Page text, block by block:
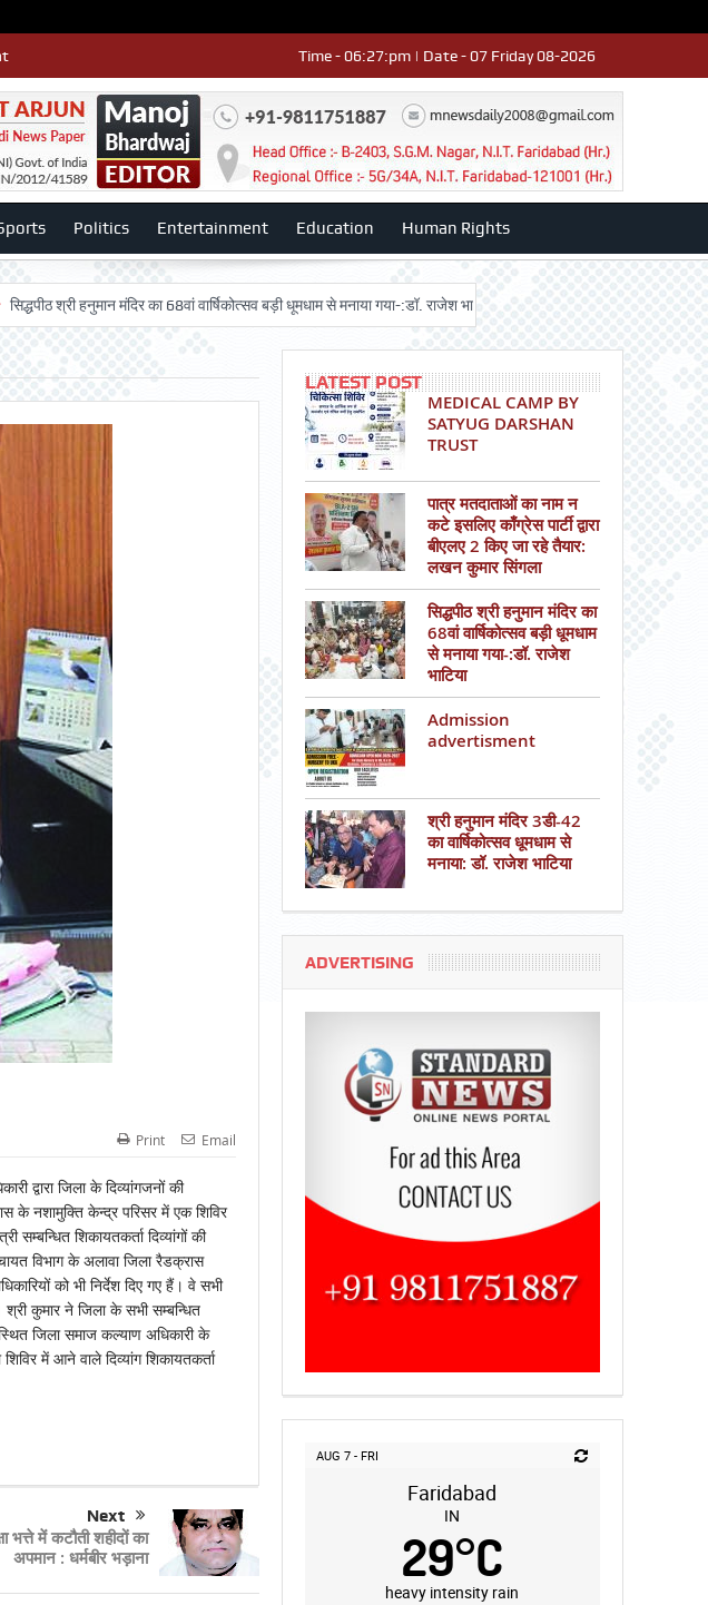
Time - 06:27:pm | Date - 07 Friday 08-2026
Politics Entertainment Education Human Rights
हनुमान मंदिर का 68वां वार्षिकोत्सव बड़ी धूमधाम से मनाया गया-:डॉ. राजेश भाटिया Admission advertisment श्री
Print Email
द्वारा जिला के दिव्यांगजनों की
के नशामुक्ति केन्द्र परिसर में एक शिविर
शिकायतकर्ता दिव्यांगों की
विभाग के अलावा जिला रैडक्रास
को भी निर्देश दिए गए हैं। वे सभी
कुमार ने जिला के सभी सम्बन्धित
जिला समाज कल्याण अधिकारी के
में आने वाले दिव्यांग शिकायतकर्ता
Next
भत्ते में कटौती शहीदों का
अपमान : धर्मबीर भड़ाना
LATEST POST
MEDICAL CAMP BY
SATYUG DARSHAN
TRUST
पात्र मतदाताओं का नाम न
कटे इसलिए काँग्रेस पार्टी द्वारा
बीएलए 2 किए जा रहे तैयार:
लखन कुमार सिंगला
सिद्धपीठ श्री हनुमान मंदिर का
68वां वार्षिकोत्सव बड़ी धूमधाम
से मनाया गया-:डॉ. राजेश
भाटिया
Admission
advertisment
श्री हनुमान मंदिर 3डी-42
का वार्षिकोत्सव धूमधाम से
मनाया: डॉ. राजेश भाटिया
ADVERTISING
AUG 7 - FRI
Faridabad
IN
29°C
heavy intensity rain